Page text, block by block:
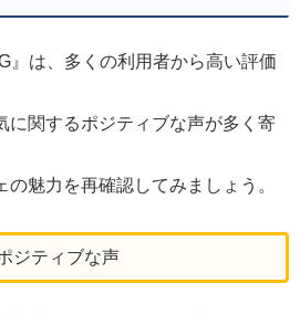
』は、多くの利用者から高い評価
に関するポジティブな声が多く寄
魅力を再確認してみましょう。
ジティブな声